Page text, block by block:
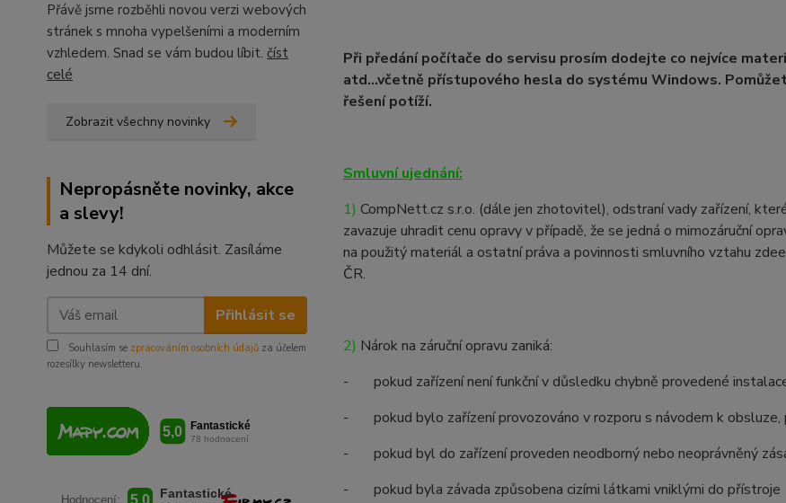
Přávě jsme rozběhli novou verzi webových
stránek s mnoha vypelšeními a moderním
vzhledem. Snad se vám budou líbit. číst
celé
Zobrazit všechny novinky
Nepropásněte novinky, akce
a slevy!
Můžete se kdykoli odhlásit. Zasíláme
jednou za 14 dní.
Přihlásit se
Souhlasím se zpracováním osobních údajů za účelem
rozesílky newsletteru.
Při předání počítače do servisu prosím dodejte co nejvíce
atd...včetně přístupového hesla do systému Windows.
řešení potíží.
Smluvní ujednání:
1) CompNett.cz s.r.o. (dále jen zhotovitel), odstraní vady zařízení,
zavazuje uhradit cenu opravy v případě, že se jedná o mimozáruční
na použitý materiál a ostatní práva a povinnosti smluvního vztahu
ČR.
2) Nárok na záruční opravu zaniká:
- pokud zařízení není funkční v důsledku chybně provedené
- pokud bylo zařízení provozováno v rozporu s návodem k obsluze,
- pokud byl do zařízení proveden neodborný nebo neoprávněný
- pokud byla závada způsobena cizími látkami vniklými do přístroje